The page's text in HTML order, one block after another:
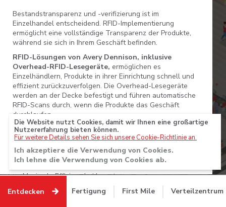
Zurück Weiter
• • • • •
Bestandstransparenz und -verifizierung ist im
Einzelhandel entscheidend. RFID-Implementierung
ermöglicht eine vollständige Transparenz der Produkte,
während sie sich in Ihrem Geschäft befinden.
RFID-Lösungen von Avery Dennison, inklusive
Overhead-RFID-Lesegeräte, ermöglichen es
Einzelhändlern, Produkte in ihrer Einrichtung schnell und
effizient zurückzuverfolgen. Die Overhead-Lesegeräte
werden an der Decke befestigt und führen automatische
RFID-Scans durch, wenn die Produkte das Geschäft
durchlaufen.
Vorteile:
Sekundenschnelle Inventur
Maximale Effizienz bei Inventuren
Reduzierte Personalkosten und damit verbundene
Entdecken Fertigung First Mile Verteilzentrum
Die Website nutzt Cookies, damit wir Ihnen eine großartige
Nutzererfahrung bieten können.
Für weitere Details sehen Sie sich unsere Cookie-Richtlinie an.
Ich akzeptiere die Verwendung von Cookies.
Ich lehne die Verwendung von Cookies ab.